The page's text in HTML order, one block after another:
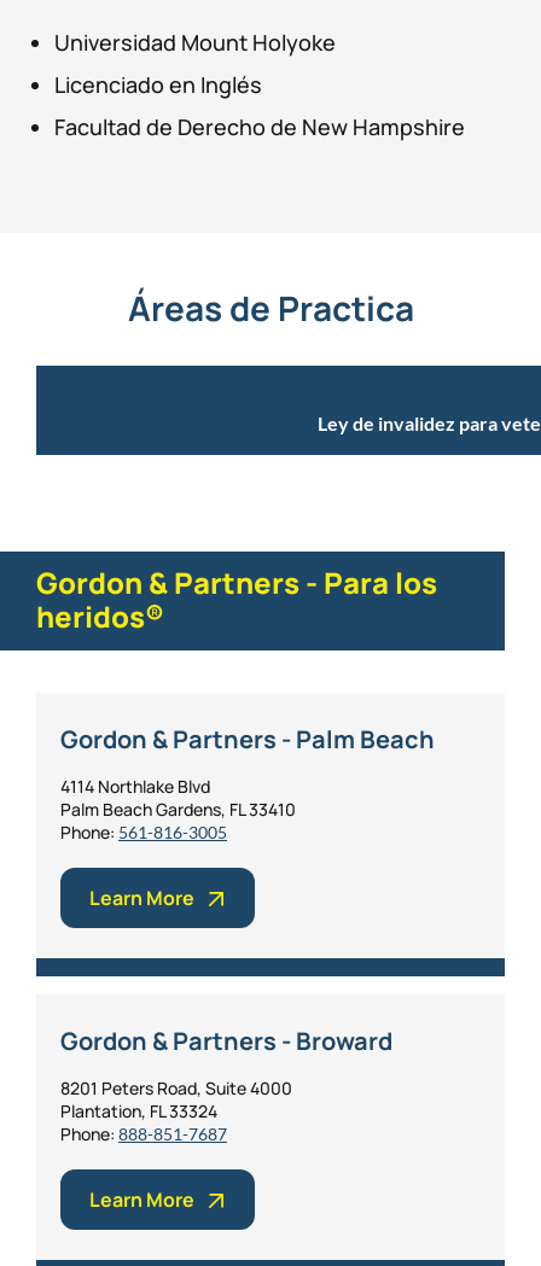
Universidad Mount Holyoke
Licenciado en Inglés
Facultad de Derecho de New Hampshire
Áreas de Practica
Ley de invalidez para
Gordon & Partners - Para los
heridos®
Gordon & Partners - Palm Beach
4114 Northlake Blvd
Palm Beach Gardens, FL 33410
Phone: 561-816-3005
Learn More
Gordon & Partners - Broward
8201 Peters Road, Suite 4000
Plantation, FL 33324
Phone: 888-851-7687
Learn More